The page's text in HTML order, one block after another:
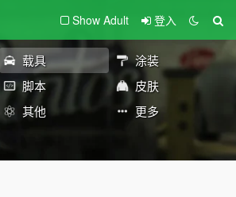
Show Adult 登入
载具
涂装
脚本
皮肤
其他 更多